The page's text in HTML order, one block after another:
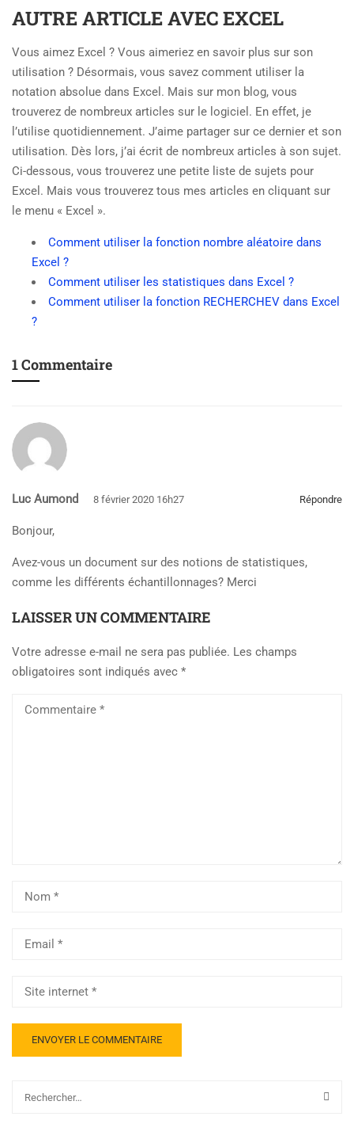
AUTRE ARTICLE AVEC EXCEL
Vous aimez Excel ? Vous aimeriez en savoir plus sur son
utilisation ? Désormais, vous savez comment utiliser la
notation absolue dans Excel. Mais sur mon blog, vous
trouverez de nombreux articles sur le logiciel. En effet, je
l’utilise quotidiennement. J’aime partager sur ce dernier et son
utilisation. Dès lors, j’ai écrit de nombreux articles à son sujet.
Ci-dessous, vous trouverez une petite liste de sujets pour
Excel. Mais vous trouverez tous mes articles en cliquant sur
le menu « Excel ».
Comment utiliser la fonction nombre aléatoire dans
Excel ?
Comment utiliser les statistiques dans Excel ?
Comment utiliser la fonction RECHERCHEV dans Excel
?
1 Commentaire
Luc Aumond 8 février 2020 16h27 Répondre
Bonjour,
Avez-vous un document sur des notions de statistiques,
comme les différents échantillonnages? Merci
LAISSER UN COMMENTAIRE
Votre adresse e-mail ne sera pas publiée. Les champs
obligatoires sont indiqués avec *